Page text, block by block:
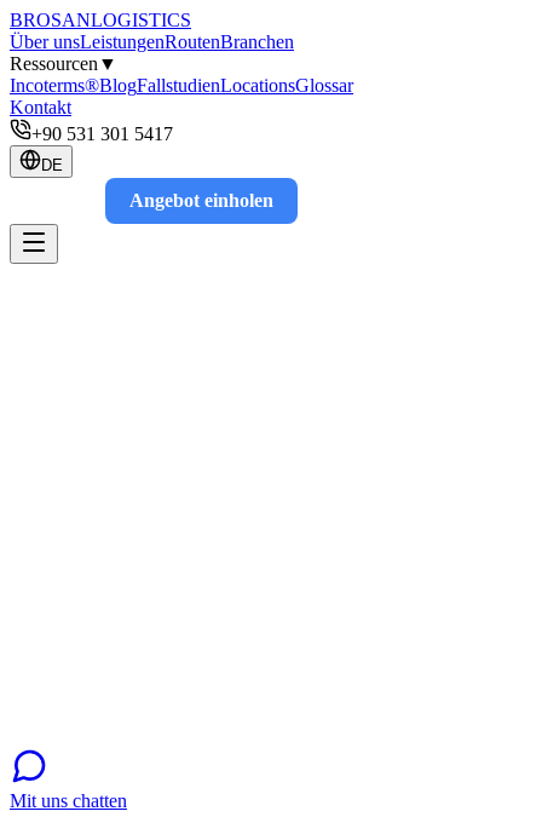
BROSANLOGISTICS
Über unsLeistungenRoutenBranchen
Ressourcen ▼
Incoterms®BlogFallstudienLocationsGlossar
Kontakt
+90 531 301 5417
DE
Angebot einholen
Mit uns chatten